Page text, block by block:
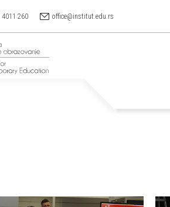
260 office@institut.edu.rs